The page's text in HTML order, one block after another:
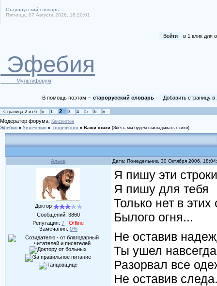
Старорусский словарь
Пятница, 07 Августа 2026, 18:20:01
Войти в 1 клик для
Эфебия
Мультифорум
В помощь поэтам – старорусский словарь Добавить страницу
Страница 2 из 6 « 1 2 3 4 5 6 »
Модератор форума: Кенсингтон
Эфебия » Увлечения » Творчество » Ваши стихи (Здесь мы будем выкладывать стихи)
Алька Дата: Понедельник, 30 Октября 2006,
Доктор
Сообщений: 3860
Репутация:7
Offline
Замечания: 0%
Я пишу эти
Я пишу для тебя
Только нет в этих
Былого огня...
Не оставив
Ты ушел
Разорвал все
Не оставив